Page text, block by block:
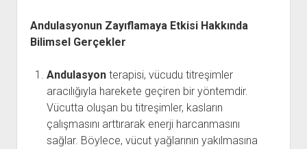
Andulasyonun Zayıflamaya Etkisi Hakkında
Bilimsel Gerçekler
Andulasyonterapisi, vücudu titreşimler
aracılığıyla harekete geçiren bir yöntemdir.
Vücutta oluşan bu titreşimler, kasların
çalışmasını arttırarak enerji harcanmasını
sağlar. Böylece, vücut yağlarının yakılmasına